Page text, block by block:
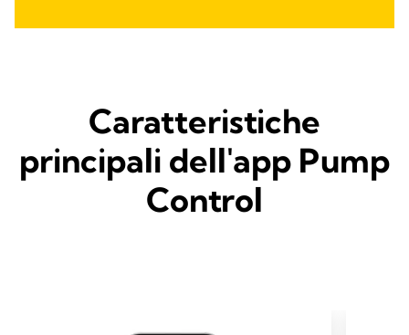
Caratteristiche
principali dell'app Pump
Control